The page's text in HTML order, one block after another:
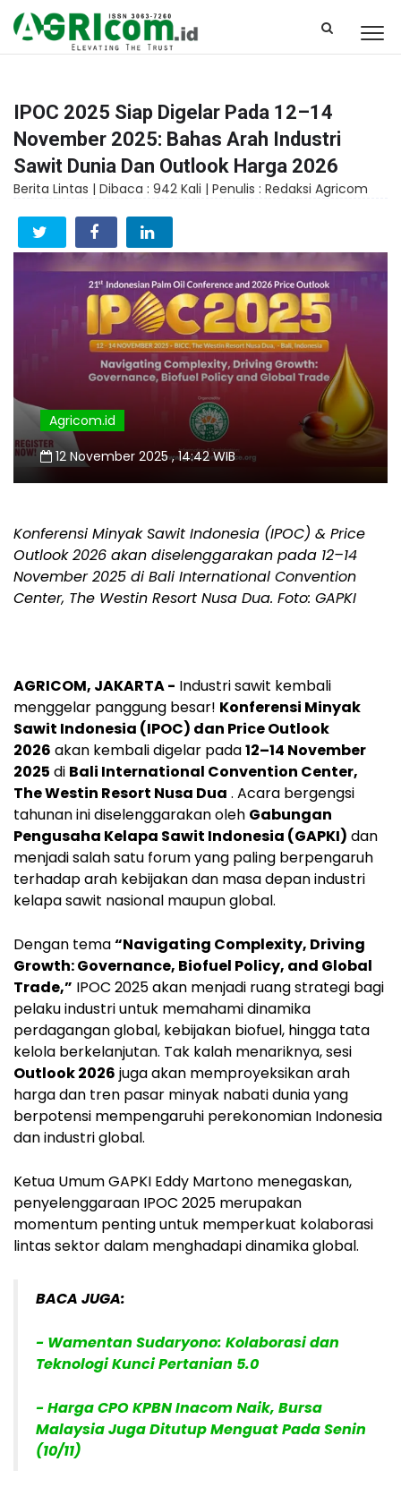
IPOC 2025 Siap Digelar Pada 12–14
November 2025: Bahas Arah Industri
Sawit Dunia Dan Outlook Harga 2026
Berita Lintas | Dibaca : 942 Kali | Penulis : Redaksi Agricom
Agricom.id
12 November 2025 , 14:42 WIB
Konferensi Minyak Sawit Indonesia (IPOC) & Price
Outlook 2026 akan diselenggarakan pada 12–14
November 2025 di Bali International Convention
Center, The Westin Resort Nusa Dua. Foto: GAPKI
AGRICOM, JAKARTA - Industri sawit kembali
menggelar panggung besar! Konferensi Minyak
Sawit Indonesia (IPOC) dan Price Outlook
2026 akan kembali digelar pada12–14 November
2025 di Bali International Convention Center,
The Westin Resort Nusa Dua . Acara bergengsi
tahunan ini diselenggarakan oleh Gabungan
Pengusaha Kelapa Sawit Indonesia (GAPKI) dan
menjadi salah satu forum yang paling berpengaruh
terhadap arah kebijakan dan masa depan industri
kelapa sawit nasional maupun global.
Dengan tema“Navigating Complexity, Driving
Growth: Governance, Biofuel Policy, and Global
Trade,” IPOC 2025 akan menjadi ruang strategi bagi
pelaku industri untuk memahami dinamika
perdagangan global, kebijakan biofuel, hingga tata
kelola berkelanjutan. Tak kalah menariknya, sesi
Outlook 2026 juga akan memproyeksikan arah
harga dan tren pasar minyak nabati dunia yang
berpotensi mempengaruhi perekonomian Indonesia
dan industri global.
Ketua Umum GAPKI Eddy Martono menegaskan,
penyelenggaraan IPOC 2025 merupakan
momentum penting untuk memperkuat kolaborasi
lintas sektor dalam menghadapi dinamika global.
BACA JUGA:
- Wamentan Sudaryono: Kolaborasi dan
Teknologi Kunci Pertanian 5.0
- Harga CPO KPBN Inacom Naik, Bursa
Malaysia Juga Ditutup Menguat Pada Senin
(10/11)